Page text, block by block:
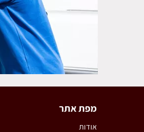
מפת אתר
אודות